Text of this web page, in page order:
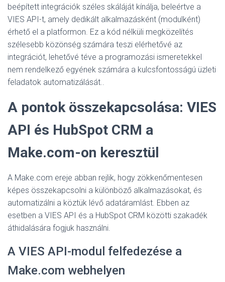
beépített integrációk széles skáláját kínálja, beleértve a
VIES API-t, amely dedikált alkalmazásként (modulként)
érhető el a platformon. Ez a kód nélküli megközelítés
szélesebb közönség számára teszi elérhetővé az
integrációt, lehetővé téve a programozási ismeretekkel
nem rendelkező egyének számára a kulcsfontosságú üzleti
feladatok automatizálását..
A pontok összekapcsolása: VIES
API és HubSpot CRM a
Make.com-on keresztül
A Make.com ereje abban rejlik, hogy zökkenőmentesen
képes összekapcsolni a különböző alkalmazásokat, és
automatizálni a köztük lévő adatáramlást. Ebben az
esetben a VIES API és a HubSpot CRM közötti szakadék
áthidalására fogjuk használni.
A VIES API-modul felfedezése a
Make.com webhelyen